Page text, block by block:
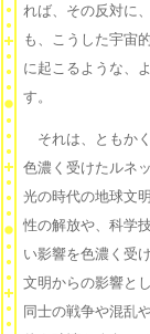
れば、その反対に
も、こうした宇宙
に起こるような、
す。
それは、ともか
色濃く受けたルネ
光の時代の地球文
性の解放や、科学
い影響を色濃く受
文明からの影響と
同士の戦争や混乱